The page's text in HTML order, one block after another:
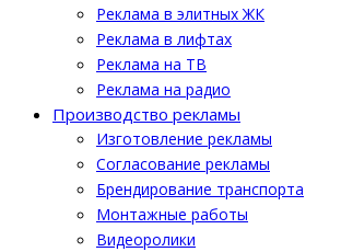
Реклама в элитных ЖК
Реклама в лифтах
Реклама на ТВ
Реклама на радио
Производство рекламы
Изготовление рекламы
Cогласование рекламы
Брендирование транспорта
Монтажные работы
Видеоролики